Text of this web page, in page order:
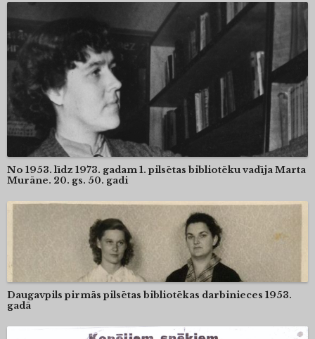
No 1953. līdz 1973. gadam 1. pilsētas bibliotēku vadīja Marta
Murāne. 20. gs. 50. gadi
Daugavpils pirmās pilsētas bibliotēkas darbinieces 1953.
gadā